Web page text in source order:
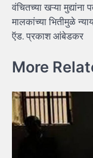
navigation
वंचितच्या खऱ्या मुद्यांना
मालकांच्या भितीमुळे
ऍड. प्रकाश आंबेडकर
More